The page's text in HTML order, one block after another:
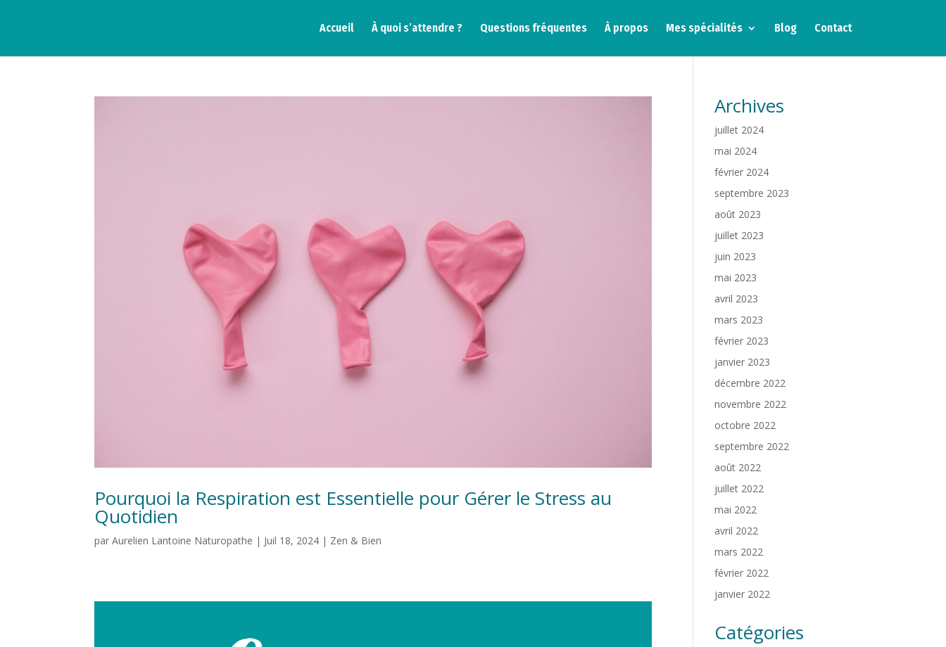
Accueil À quoi s’attendre ? Questions fréquentes À propos Mes spécialités Blog Contact
Pourquoi la Respiration est Essentielle pour Gérer le Stress au
Quotidien
parAurelien Lantoine Naturopathe | Juil 18, 2024 | Zen & Bien
Archives
juillet 2024
mai 2024
février 2024
septembre 2023
août 2023
juillet 2023
juin 2023
mai 2023
avril 2023
mars 2023
février 2023
janvier 2023
décembre 2022
novembre 2022
octobre 2022
septembre 2022
août 2022
juillet 2022
mai 2022
avril 2022
mars 2022
février 2022
janvier 2022
Catégories